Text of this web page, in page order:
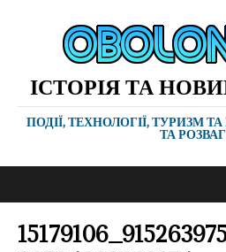
ІСТОРІЯ ТА
ПОДІЇ, ТЕХНОЛОГІЇ, ТУРИЗМ
ТА